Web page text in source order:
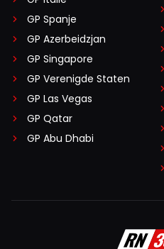
GP Spanje
GP Azerbeidzjan
GP Singapore
GP Verenigde Staten
GP Las Vegas
GP Qatar
GP Abu Dhabi